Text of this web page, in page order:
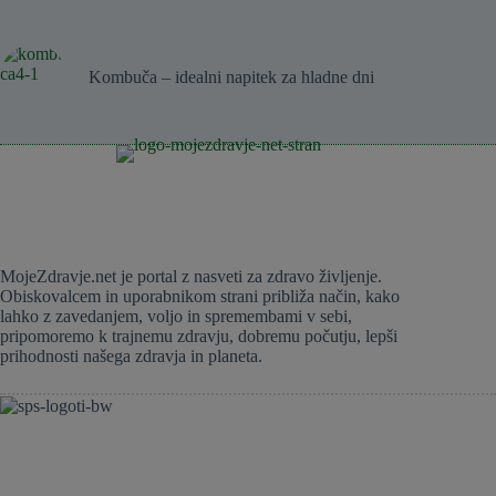
Kombuča – idealni napitek za hladne dni
MojeZdravje.net je portal z nasveti za zdravo življenje.
Obiskovalcem in uporabnikom strani približa način, kako
lahko z zavedanjem, voljo in spremembami v sebi,
pripomoremo k trajnemu zdravju, dobremu počutju, lepši
prihodnosti našega zdravja in planeta.